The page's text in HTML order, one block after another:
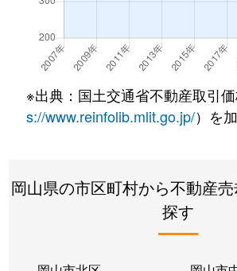
※出典：国土交通省不動産取引
s://www.reinfolib.mlit.go.jp/）を
岡山県の市区町村から不動産
探す